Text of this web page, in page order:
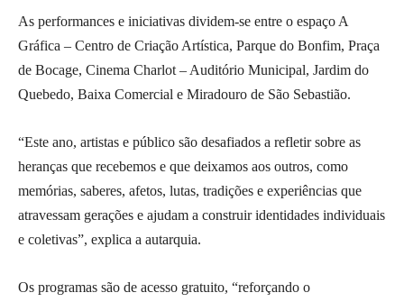
As performances e iniciativas dividem-se entre o espaço A
Gráfica – Centro de Criação Artística, Parque do Bonfim, Praça
de Bocage, Cinema Charlot – Auditório Municipal, Jardim do
Quebedo, Baixa Comercial e Miradouro de São Sebastião.
“Este ano, artistas e público são desafiados a refletir sobre as
heranças que recebemos e que deixamos aos outros, como
memórias, saberes, afetos, lutas, tradições e experiências que
atravessam gerações e ajudam a construir identidades individuais
e coletivas”, explica a autarquia.
Os programas são de acesso gratuito, “reforçando o